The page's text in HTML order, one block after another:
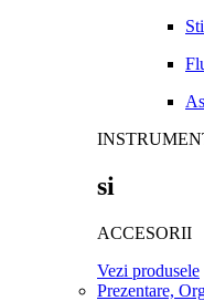
si
ACCESORII
Vezi produsele
Prezentare,